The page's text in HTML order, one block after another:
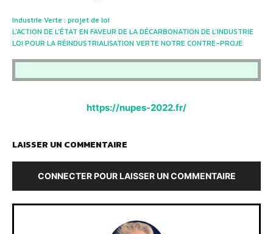
Industrie Verte : projet de loi
L’ACTION DE L’ÉTAT EN FAVEUR DE LA DÉCARBONATION DE L’INDUSTRIE
LOI POUR LA RÉINDUSTRIALISATION VERTE NOTRE CONTRE-PROJE
https://nupes-2022.fr/
LAISSER UN COMMENTAIRE
CONNECTER POUR LAISSER UN COMMENTAIRE